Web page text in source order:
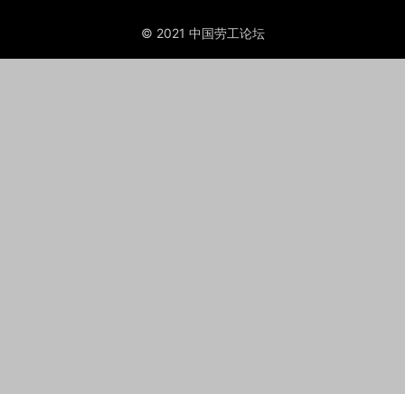
© 2021 中国劳工论坛